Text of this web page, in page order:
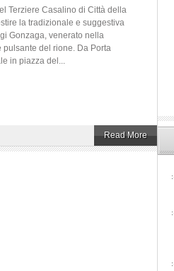
Terziere Casalino di Città della
la tradizionale e suggestiva
Gonzaga, venerato nella
pulsante del rione. Da Porta
in piazza del...
Read More